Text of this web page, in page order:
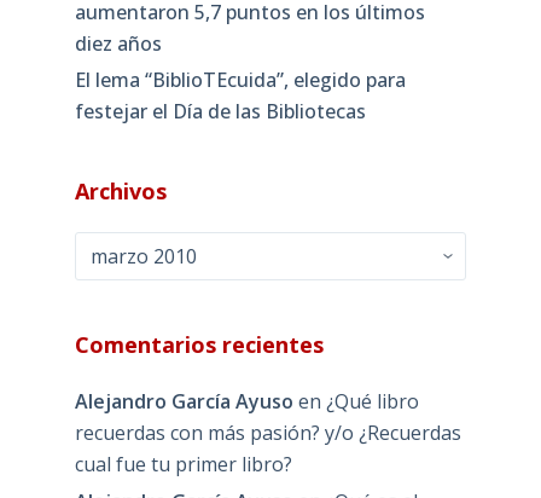
aumentaron 5,7 puntos en los últimos
diez años
El lema “BiblioTEcuida”, elegido para
festejar el Día de las Bibliotecas
Archivos
Comentarios recientes
Alejandro García Ayuso en ¿Qué libro
recuerdas con más pasión? y/o ¿Recuerdas
cual fue tu primer libro?